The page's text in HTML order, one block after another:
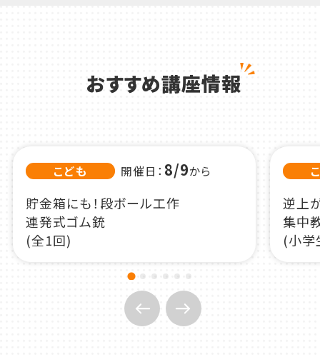
おすすめ講座情報